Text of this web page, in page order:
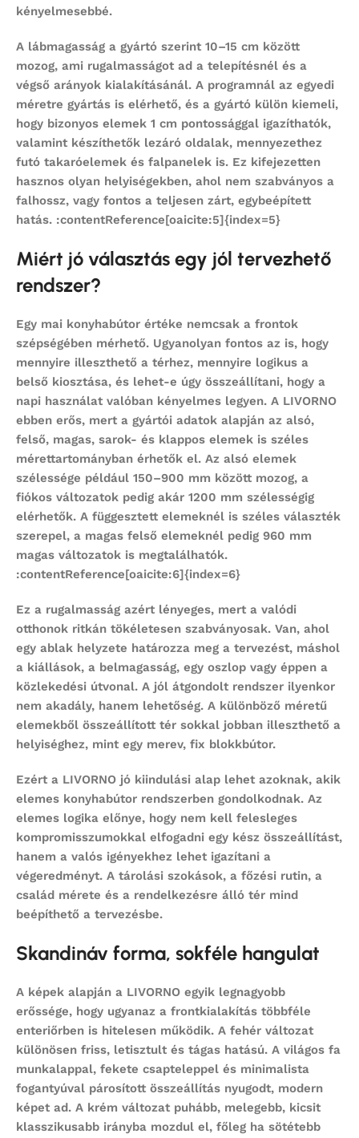
kényelmesebbé.
A lábmagasság a gyártó szerint 10–15 cm között
mozog, ami rugalmasságot ad a telepítésnél és a
végső arányok kialakításánál. A programnál az egyedi
méretre gyártás is elérhető, és a gyártó külön kiemeli,
hogy bizonyos elemek 1 cm pontossággal igazíthatók,
valamint készíthetők lezáró oldalak, mennyezethez
futó takaróelemek és falpanelek is. Ez kifejezetten
hasznos olyan helyiségekben, ahol nem szabványos a
falhossz, vagy fontos a teljesen zárt, egybeépített
hatás. :contentReference[oaicite:5]{index=5}
Miért jó választás egy jól tervezhető
rendszer?
Egy mai konyhabútor értéke nemcsak a frontok
szépségében mérhető. Ugyanolyan fontos az is, hogy
mennyire illeszthető a térhez, mennyire logikus a
belső kiosztása, és lehet-e úgy összeállítani, hogy a
napi használat valóban kényelmes legyen. A LIVORNO
ebben erős, mert a gyártói adatok alapján az alsó,
felső, magas, sarok- és klappos elemek is széles
mérettartományban érhetők el. Az alsó elemek
szélessége például 150–900 mm között mozog, a
fiókos változatok pedig akár 1200 mm szélességig
elérhetők. A függesztett elemeknél is széles választék
szerepel, a magas felső elemeknél pedig 960 mm
magas változatok is megtalálhatók.
:contentReference[oaicite:6]{index=6}
Ez a rugalmasság azért lényeges, mert a valódi
otthonok ritkán tökéletesen szabványosak. Van, ahol
egy ablak helyzete határozza meg a tervezést, máshol
a kiállások, a belmagasság, egy oszlop vagy éppen a
közlekedési útvonal. A jól átgondolt rendszer ilyenkor
nem akadály, hanem lehetőség. A különböző méretű
elemekből összeállított tér sokkal jobban illeszthető a
helyiséghez, mint egy merev, fix blokkbútor.
Ezért a LIVORNO jó kiindulási alap lehet azoknak, akik
elemes konyhabútor rendszerben gondolkodnak. Az
elemes logika előnye, hogy nem kell felesleges
kompromisszumokkal elfogadni egy kész összeállítást,
hanem a valós igényekhez lehet igazítani a
végeredményt. A tárolási szokások, a főzési rutin, a
család mérete és a rendelkezésre álló tér mind
beépíthető a tervezésbe.
Skandináv forma, sokféle hangulat
A képek alapján a LIVORNO egyik legnagyobb
erőssége, hogy ugyanaz a frontkialakítás többféle
enteriőrben is hitelesen működik. A fehér változat
különösen friss, letisztult és tágas hatású. A világos fa
munkalappal, fekete csapteleppel és minimalista
fogantyúval párosított összeállítás nyugodt, modern
képet ad. A krém változat puhább, melegebb, kicsit
klasszikusabb irányba mozdul el, főleg ha sötétebb